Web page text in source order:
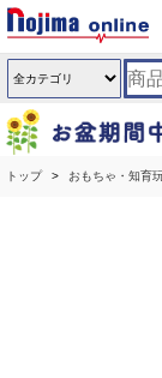
トップ おもちゃ・知育